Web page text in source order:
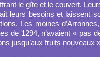
le gîte et le couvert.
leurs besoins et laissent
Les moines
de 1294, n’avaient « pas
jusqu’aux fruits nouveaux